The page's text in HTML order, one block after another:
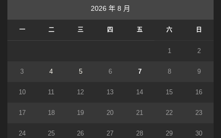
2026 年 8 月
一 二 三 四 五 六 日
1 2
3 4 5 6 7 8 9
10 11 12 13 14 15 16
17 18 19 20 21 22 23
24 25 26 27 28 29 30